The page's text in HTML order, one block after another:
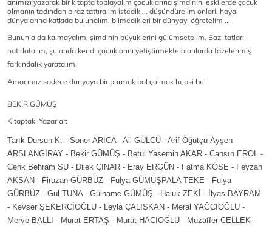
anımızı yazarak bir kitapta toplayalım çocuklarına şimdinin, eskilerde çocuk
olmanın tadından biraz tattıralım istedik ... düşündürelim onlari, hayal
dünyalarına katkıda bulunalım, bilmedikleri bir dünyayı öğretelim ...
Bununla da kalmayalım, şimdinin büyüklerini gülümsetelim. Bazi tatları
hatırlatalım, şu anda kendi çocuklarını yetiştirmekte olanlarda tazelenmiş
farkındalık yaratalım.
Amacımız sadece dünyaya bir parmak bal çalmak hepsi bu!
BEKİR GÜMÜŞ
Kitaptaki Yazarlar;
Tarık Dursun K. - Soner ARICA - Ali GÜLCÜ - Arif Öğütçü Ayşen
ARSLANGİRAY - Bekir GÜMÜŞ - Betül Yasemin AKAR - Cansın EROL -
Cenk Behram SU - Dilek ÇINAR - Eray ERGÜN - Fatma KÖSE - Feyzan
AKSAN - Firuzan GÜRBÜZ - Fulya GÜMÜŞPALA TEKE - Fulya
GÜRBÜZ - Gül TUNA - Gülname GÜMÜŞ - Haluk ZEKİ - İlyas BAYRAM
- Kevser ŞEKERCİOĞLU - Leyla ÇALIŞKAN - Meral YAĞCIOĞLU -
Merve BALLI - Murat ERTAŞ - Murat HACIOĞLU - Muzaffer CELLEK -